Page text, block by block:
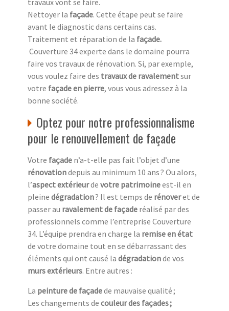
travaux vont se faire.
Nettoyer la façade. Cette étape peut se faire
avant le diagnostic dans certains cas.
Traitement et réparation de la façade.
Couverture 34 experte dans le domaine pourra
faire vos travaux de rénovation. Si, par exemple,
vous voulez faire des travaux de ravalementsur
votre façade en pierre, vous vous adressez à la
bonne société.
Optez pour notre professionnalisme
pour le renouvellement de façade
Votre façade n’a-t-elle pas fait l’objet d’une
rénovationdepuis au minimum 10 ans ? Ou alors,
l’aspect extérieurde votre patrimoineest-il en
pleine dégradation? Il est temps de rénoveret de
passer au ravalement de façade réalisé par des
professionnels comme l’entreprise Couverture
34. L’équipe prendra en charge la remise en état
de votre domaine tout en se débarrassant des
éléments qui ont causé la dégradationde vos
murs extérieurs. Entre autres :
La peinture de façadede mauvaise qualité ;
Les changements de couleur des façades ;